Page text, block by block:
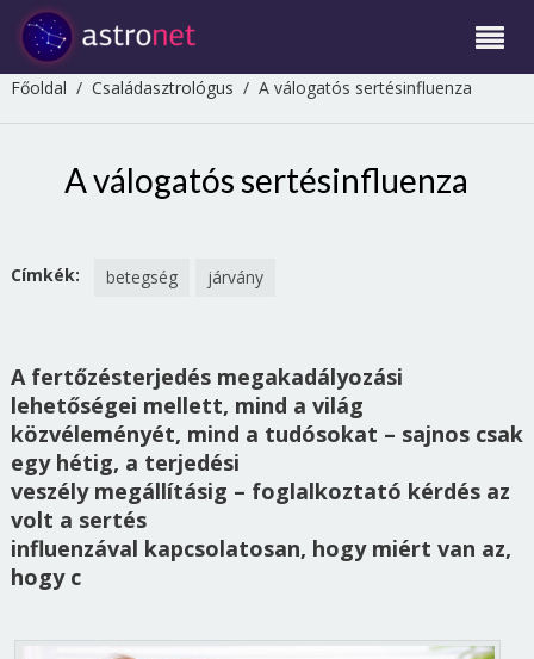
Főoldal / Családasztrológus / A válogatós sertésinfluenza
A válogatós sertésinfluenza
Címkék: betegség járvány
A fertőzésterjedés megakadályozási
lehetőségei mellett, mind a világ
közvéleményét, mind a tudósokat – sajnos csak
egy hétig, a terjedési
veszély megállításig – foglalkoztató kérdés az
volt a sertés
influenzával kapcsolatosan, hogy miért van az,
hogy c